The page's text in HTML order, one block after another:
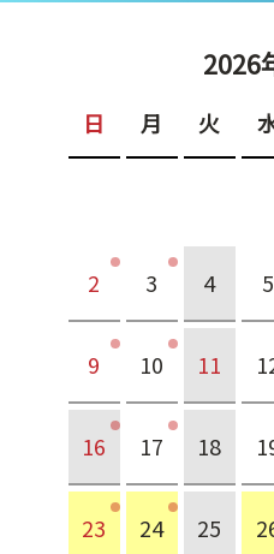
2026
日 月 火
2 3 4 5
9 10 11
16 17 18
23 24 25